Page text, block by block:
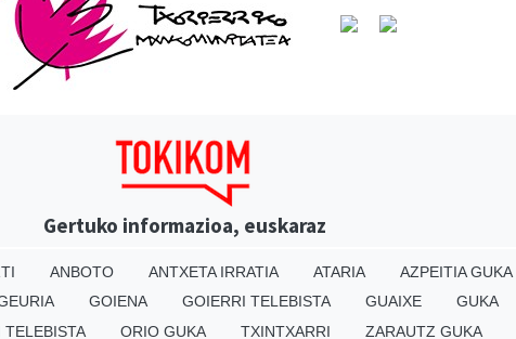
Gertuko informazioa, euskaraz
ANBOTO ANTXETA IRRATIA ATARIA AZPEITIA GUKA
GOIENA GOIERRI TELEBISTA GUAIXE GUKA
ORIO GUKA TXINTXARRI ZARAUTZ GUKA